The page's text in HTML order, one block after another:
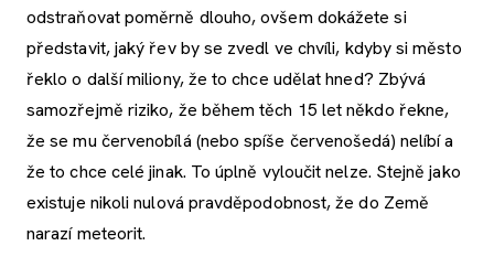
odstraňovat poměrně dlouho, ovšem dokážete si
představit, jaký řev by se zvedl ve chvíli, kdyby si město
řeklo o další miliony, že to chce udělat hned? Zbývá
samozřejmě riziko, že během těch 15 let někdo řekne,
že se mu červenobílá (nebo spíše červenošedá) nelíbí a
že to chce celé jinak. To úplně vyloučit nelze. Stejně jako
existuje nikoli nulová pravděpodobnost, že do Země
narazí meteorit.